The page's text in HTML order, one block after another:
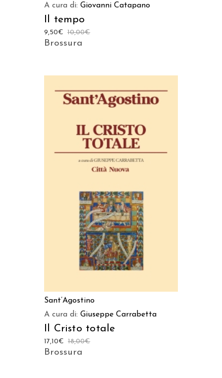
A cura di: Giovanni Catapano
Il tempo
10,00€
9,50€
Brossura
Sant’Agostino
A cura di: Giuseppe Carrabetta
Il Cristo totale
18,00€
17,10€
Brossura